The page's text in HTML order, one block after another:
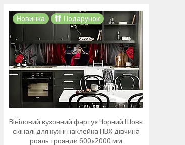
Новинка Подарунок
Вініловий кухонний фартух Чорний Шовк
скіналі для кухні наклейка ПВХ дівчина
рояль троянди 600х2000 мм